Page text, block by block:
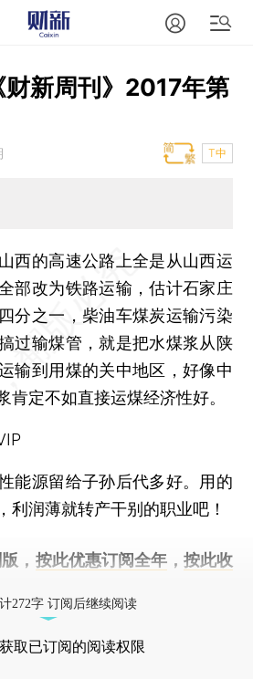
新周刊》2017年第
T中
的高速公路上全是从山西运
部改为铁路运输，估计石家庄
分之一，柴油车煤炭运输污染
过输煤管，就是把水煤浆从陕
输到用煤的关中地区，好像中
肯定不如直接运煤经济性好。
源留给子孙后代多好。用的
利润薄就转产干别的职业吧！
， 按此优惠订阅全年， 按此收
272字 订阅后继续阅读
取已订阅的阅读权限